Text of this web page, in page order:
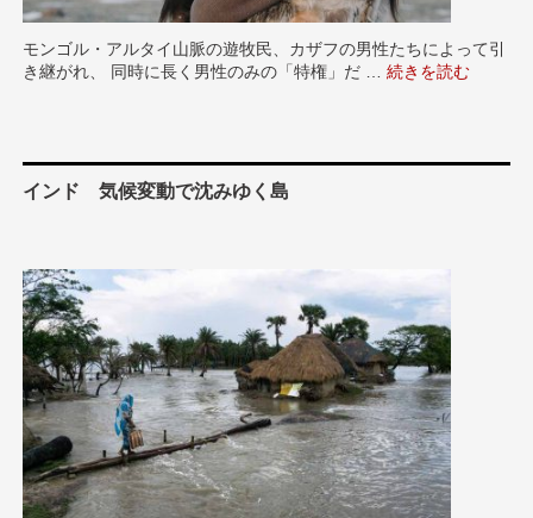
モンゴル・アルタイ山脈の遊牧民、カザフの男性たちによって引
き継がれ、 同時に長く男性のみの「特権」だ …“モンゴル イーグ
続きを読む
インド 気候変動で沈みゆく島